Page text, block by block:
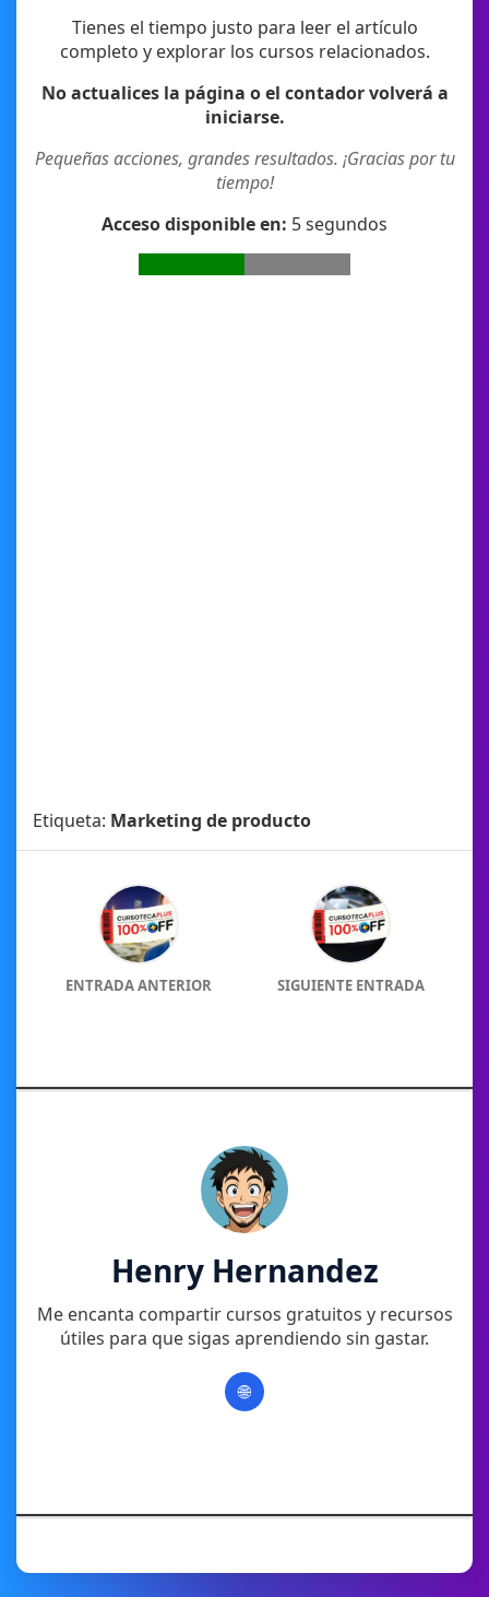
Tienes el tiempo justo para leer el artículo
completo y explorar los cursos relacionados.
No actualices la página o el contador volverá a
iniciarse.
Pequeñas acciones, grandes resultados. ¡Gracias por tu
tiempo!
Acceso disponible en: 4segundos
Etiqueta: Marketing de producto
ENTRADA ANTERIOR SIGUIENTE ENTRADA
Henry Hernandez
Me encanta compartir cursos gratuitos y recursos
útiles para que sigas aprendiendo sin gastar.
🌐